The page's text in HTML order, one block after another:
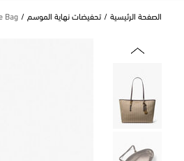
الصفحة الرئيسية تحفيضات نهاية الموسم Bag